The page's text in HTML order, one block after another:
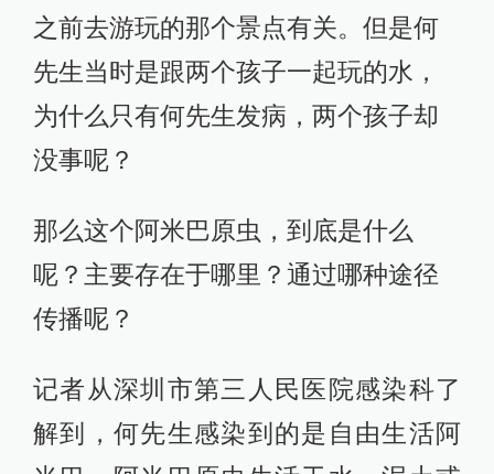
之前去游玩的那个景点有关。但是何
先生当时是跟两个孩子一起玩的水，
为什么只有何先生发病，两个孩子却
没事呢？
那么这个阿米巴原虫，到底是什么
呢？主要存在于哪里？通过哪种途径
传播呢？
记者从深圳市第三人民医院感染科了
解到，何先生感染到的是自由生活阿